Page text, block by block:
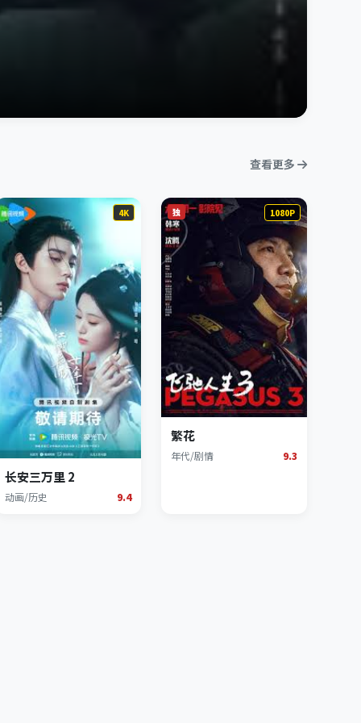
查看更多
4K
长安三万里 2
动画/历史 9.4
独 1080P
繁花
年代/剧情 9.3